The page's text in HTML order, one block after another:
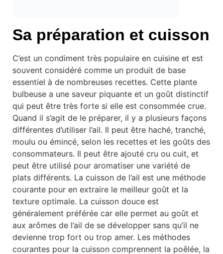
Sa préparation et cuisson
C’est un condiment très populaire en cuisine et est
souvent considéré comme un produit de base
essentiel à de nombreuses recettes. Cette plante
bulbeuse a une saveur piquante et un goût distinctif
qui peut être très forte si elle est consommée crue.
Quand il s’agit de le préparer, il y a plusieurs façons
différentes d’utiliser l’ail. Il peut être haché, tranché,
moulu ou émincé, selon les recettes et les goûts des
consommateurs. Il peut être ajouté cru ou cuit, et
peut être utilisé pour aromatiser une variété de
plats différents. La cuisson de l’ail est une méthode
courante pour en extraire le meilleur goût et la
texture optimale. La cuisson douce est
généralement préférée car elle permet au goût et
aux arômes de l’ail de se développer sans qu’il ne
devienne trop fort ou trop amer. Les méthodes
courantes pour la cuisson comprennent la poêlée, la